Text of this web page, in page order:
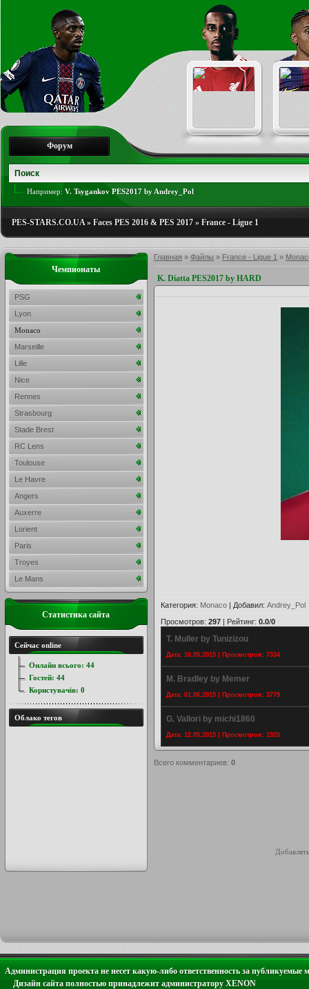
Форум
Например: V. Tsygankov PES2017 by Andrey_Pol
PES-STARS.CO.UA» Faces PES 2016 & PES 2017 » France - Ligue 1
Главная » Файлы » France - Ligue 1 »
K. Diatta PES2017 by HARD
Категория: Monaco | Добавил: Andrey_Pol
Просмотров: 297 | Рейтинг: 0.0/0
T. Muller by Tunizizou
Дата: 10.05.2015 | Просмотров: 7334
M. Bradley by Memer
Дата: 01.06.2015 | Просмотров: 3779
G. Vallori by michi1860
Дата: 12.05.2015 | Просмотров: 1920
Всего комментариев: 0
Чемпионаты
PSG
Lyon
Monaco
Marseille
Lille
Nice
Rennes
Strasbourg
Stade Brest
RC Lens
Toulouse
Le Havre
Angers
Auxerre
Lorient
Paris
Troyes
Le Mans
Статистика сайта
Сейчас online
Онлайн всього: 44
Гостей: 44
Користувачів: 0
Облако тегов
Администрация проекта не несет какую-либо ответственность за публикуемые
Дизайн сайта полностью принадлежит администратору XENON